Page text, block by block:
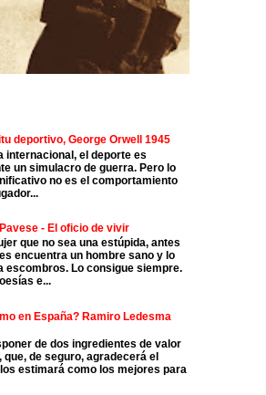
deportivo, George Orwell 1945
internacional, el deporte es
un simulacro de guerra. Pero lo
no es el comportamiento
- El oficio de vivir
que no sea una estúpida, antes
encuentra un hombre sano y lo
escombros. Lo consigue siempre.
e...
en España? Ramiro Ledesma
de dos ingredientes de valor
que, de seguro, agradecerá el
estimará como los mejores para